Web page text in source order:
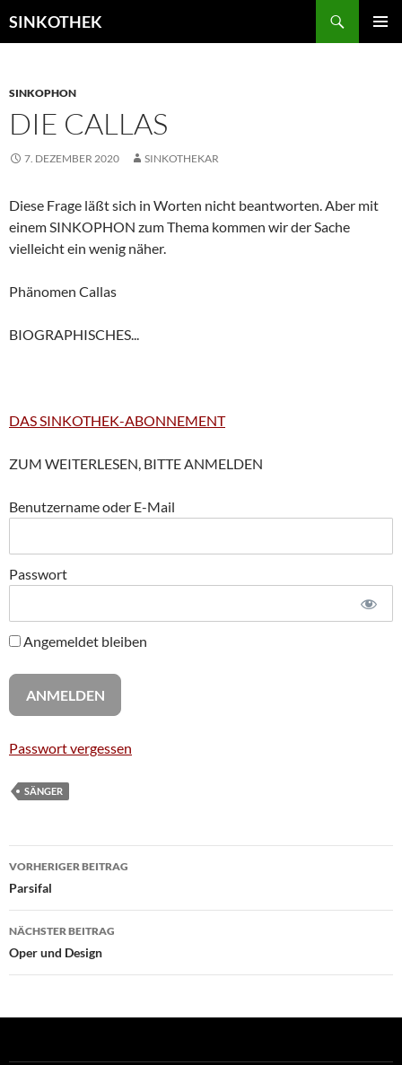
Inhalt
SINKOTHEK
SINKOPHON
DIE CALLAS
7. DEZEMBER 2020 SINKOTHEKAR
Diese Frage läßt sich in Worten nicht beantworten. Aber mit
einem SINKOPHON zum Thema kommen wir der Sache
vielleicht ein wenig näher.
Phänomen Callas
BIOGRAPHISCHES...
DAS SINKOTHEK-ABONNEMENT
ZUM WEITERLESEN, BITTE ANMELDEN
Benutzername oder E-Mail
Passwort
Angemeldet bleiben
Passwort vergessen
SÄNGER
Beitragsnavigation
VORHERIGER BEITRAG
Parsifal
NÄCHSTER BEITRAG
Oper und Design